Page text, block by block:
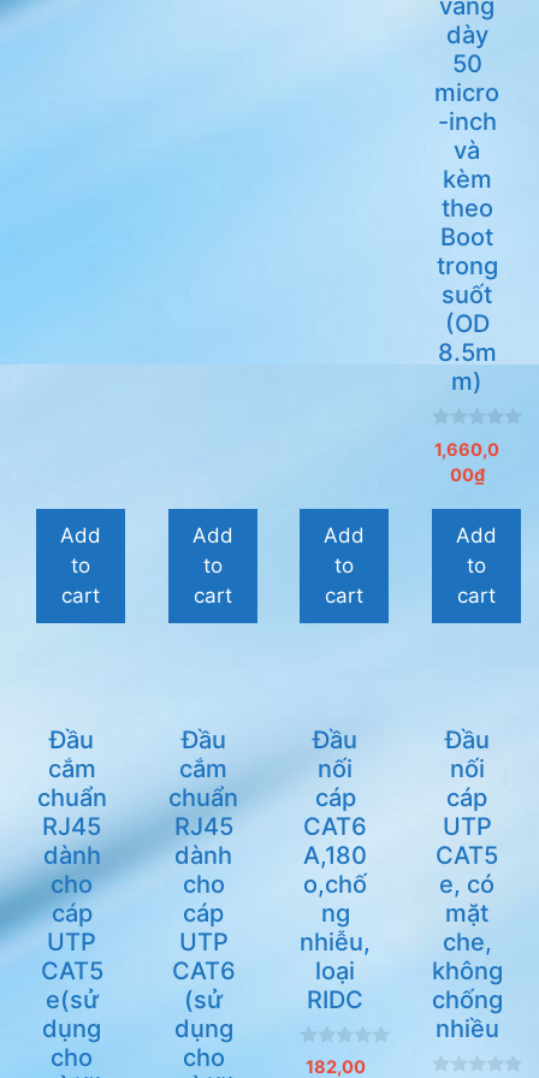
Add
to
cart
Add
to
cart
Add
to
cart
vàng
dày
50
micro
-inch
và
kèm
theo
Boot
trong
suốt
(OD
8.5m
m)
0
n
à
1,660,0
00₫
Add
to
cart
Đầu
cắm
chuẩn
RJ45
dành
cho
cáp
UTP
CAT5
e(sử
dụng
cho
Đầu
cắm
chuẩn
RJ45
dành
cho
cáp
UTP
CAT6
(sử
dụng
cho
Đầu
nối
cáp
CAT6
A,180
o,chố
ng
nhiễu,
loại
RIDC
0182,00
Đầu
nối
cáp
UTP
CAT5
e, có
mặt
che,
không
chống
nhiều